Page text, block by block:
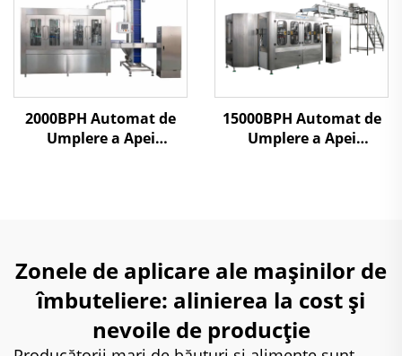
2000BPH Automat de
Umplere a Apei
15000BPH Automat de
Umplere a Apei
Zonele de aplicare ale mașinilor de
îmbuteliere: alinierea la cost și
nevoile de producție